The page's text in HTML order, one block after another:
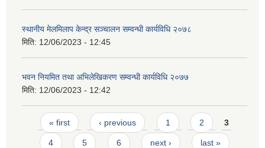
स्थानीय मेलमिलाप केन्द्र सञ्चालन सम्वन्धी कार्यविधि २०७८
मिति: 12/06/2023 - 12:45
भवन नियमित तथा अभिलेखिकरण सम्वन्धी कार्यविधि २०७७
मिति: 12/06/2023 - 12:42
Pages
« first ‹ previous 1 2 3
4 5 6 next › last »